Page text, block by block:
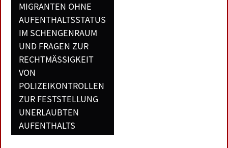
MIGRANTEN OHNE
AUFENTHALTSSTATUS
IM SCHENGENRAUM
UND FRAGEN ZUR
RECHTMÄSSIGKEIT V
ON P
OLIZEIKONTROLLEN Z
UR FESTSTELLUNG U
NERLAUBTEN A
UFENTHALTS